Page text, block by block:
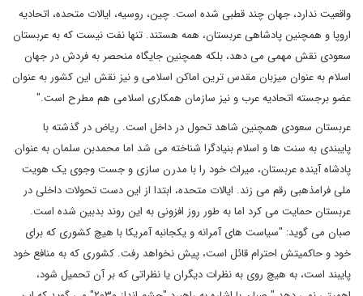
واقعیت ندارد، جهان چند قطبی شده است. چین، روسیه، ایالات متحده، اتحادیه
اروپا و همچنین پادشاهی عربستان، همه هستند. تنها نفت نیست که به عربستان
سعودی نقش مهمی می دهد، بلکه همچنین جایگاه منحصر به فردش در جهان
اسلام به عنوان میزبان مقدس ترین اماکن اسلامی و نیز نقش این کشور به عنوان
عضو برجسته‌ اتحادیه عرب و نیز سازمان همکاری اسلامی هم مطرح است."
عربستان سعودی همچنین شاهد تحول در داخل است. ریاض در گذشته با
پایبندی به سنت ها و اسلام بنیادگرا شناخته می شد اما محمدبن سلمان به عنوان
پادشاه آینده عربستان، میراث خود را با مدرن سازی و جست وجوی یک هویت
ملی فرامذهبی رقم می زند. ایالات متحده، ابتدا از این دست تحولات داخلی در
عربستان حمایت می کرد اما به طور روز افزونی به این روند بدبین شده است.
صبان می گوید: "سیاست های آمرانه و یکجانبه آمریکا با هیچ کشوری که برای
خود و حاکمیتش احترام قائل است، پیش نخواهد رفت. کشوری که به منافع خود
پایبند است، به هیچ روی به نظرات دیگران یا نظراتی که بر آن تحمیل شود،